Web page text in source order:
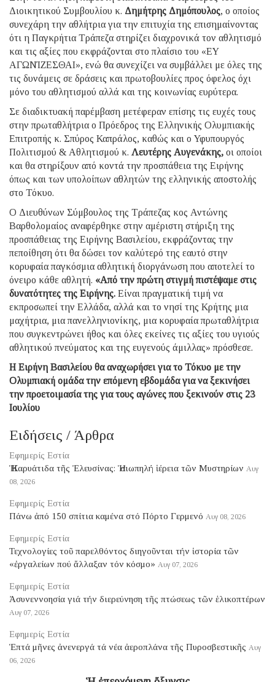
Διοικητικού Συμβουλίου κ. Δημήτρης Δημόπουλος, ο οποίος
συνεχάρη την αθλήτρια για την επιτυχία της επισημαίνοντας
ότι η Παγκρήτια Τράπεζα στηρίζει διαχρονικά τον αθλητισμό
και τις αξίες που εκφράζονται στο πλαίσιο του «ΕΥ
ΑΓΩΝΊΖΕΣΘΑΙ», ενώ θα συνεχίζει να συμβάλλει με όλες της
τις δυνάμεις σε δράσεις και πρωτοβουλίες προς όφελος όχι
μόνο του αθλητισμού αλλά και της κοινωνίας ευρύτερα.
Σε διαδικτυακή παρέμβαση μετέφεραν επίσης τις ευχές τους
στην πρωταθλήτρια ο Πρόεδρος της Ελληνικής Ολυμπιακής
Επιτροπής κ. Σπύρος Καπράλος, καθώς και ο Υφυπουργός
Πολιτισμού & Αθλητισμού κ. Λευτέρης Αυγενάκης, οι οποίοι
και θα στηρίξουν από κοντά την προσπάθεια της Ειρήνης
όπως και των υπολοίπων αθλητών της ελληνικής αποστολής
στο Τόκυο.
Ο Διευθύνων Σύμβουλος της Τράπεζας κος Αντώνης
Βαρθολομαίος αναφέρθηκε στην αμέριστη στήριξη της
προσπάθειας της Ειρήνης Βασιλείου, εκφράζοντας την
πεποίθηση ότι θα δώσει τον καλύτερό της εαυτό στην
κορυφαία παγκόσμια αθλητική διοργάνωση που αποτελεί το
όνειρο κάθε αθλητή. «Από την πρώτη στιγμή πιστέψαμε στις
δυνατότητες της Ειρήνης. Είναι πραγματική τιμή να
εκπροσωπεί την Ελλάδα, αλλά και το νησί της Κρήτης μια
μαχήτρια, μια πανελληνιονίκης, μια κορυφαία πρωταθλήτρια
που συγκεντρώνει ήθος και όλες εκείνες τις αξίες του υγιούς
αθλητικού πνεύματος και της ευγενούς άμιλλας» πρόσθεσε.
Η Ειρήνη Βασιλείου θα αναχωρήσει για το Τόκυο με την
Ολυμπιακή ομάδα την επόμενη εβδομάδα για να ξεκινήσει
την προετοιμασία της για τους αγώνες που ξεκινούν στις 23
Ιουλίου
Ειδήσεις / Άρθρα
Εφημερίς Εστία
Ἡ Καρυάτιδα τῆς Ἐλευσίνας: Ἡ σιωπηλή ἱέρεια τῶν Μυστηρίων Αυγ
08, 2026
Εφημερίς Εστία
Πάνω ἀπό 150 σπίτια καμένα στό Πόρτο Γερμενό Αυγ 08, 2026
Εφημερίς Εστία
Τεχνολογίες τοῦ παρελθόντος διηγοῦνται τήν ἱστορία τῶν
«ἐργαλείων πού ἄλλαξαν τόν κόσμο» Αυγ 07, 2026
Εφημερίς Εστία
Ἀσυνεννοησία γιά τήν διερεύνηση τῆς πτώσεως τῶν ἑλικοπτέρων
Αυγ 07, 2026
Εφημερίς Εστία
Ἑπτά μῆνες ἀνενεργά τά νέα ἀεροπλάνα τῆς Πυροσβεστικῆς Αυγ
06, 2026